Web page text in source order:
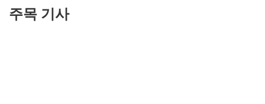
주목 기사